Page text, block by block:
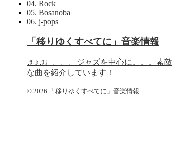
04. Rock
05. Bosanoba
06. j-pops
「移りゆくすべてに」音楽情報
♬♪♫♩。。。ジャズを中心に。。。素敵
な曲を紹介しています！
© 2026 「移りゆくすべてに」音楽情報